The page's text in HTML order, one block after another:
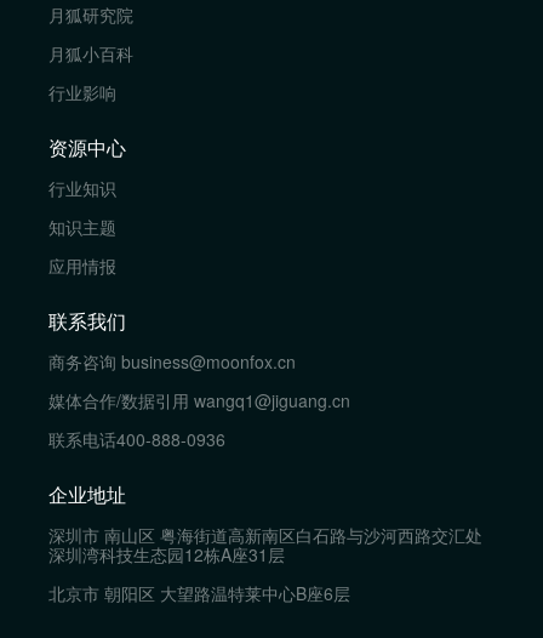
月狐研究院
月狐小百科
行业影响
资源中心
行业知识
知识主题
应用情报
联系我们
商务咨询 business@moonfox.cn
媒体合作/数据引用 wangq1@jiguang.cn
联系电话400-888-0936
企业地址
深圳市 南山区 粤海街道高新南区白石路与沙河西路交汇处
深圳湾科技生态园12栋A座31层
北京市 朝阳区 大望路温特莱中心B座6层